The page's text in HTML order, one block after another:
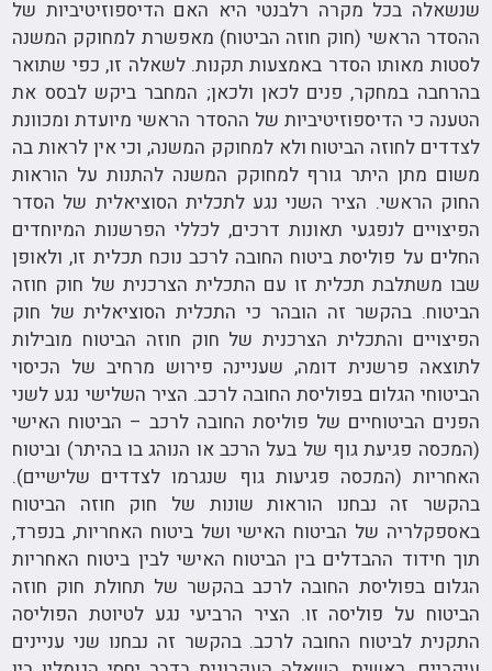
שנשאלה בכל מקרה רלבנטי היא האם הדיספוזיטיביות של
ההסדר הראשי (חוק חוזה הביטוח) מאפשרת למחוקק המשנה
לסטות מאותו הסדר באמצעות תקנות. לשאלה זו, כפי שתואר
בהרחבה במחקר, פנים לכאן ולכאן; המחבר ביקש לבסס את
הטענה כי הדיספוזיטיביות של ההסדר הראשי מיועדת ומכוונת
לצדדים לחוזה הביטוח ולא למחוקק המשנה, וכי אין לראות בה
משום מתן היתר גורף למחוקק המשנה להתנות על הוראות
החוק הראשי. הציר השני נגע לתכלית הסוציאלית של הסדר
הפיצויים לנפגעי תאונות דרכים, לכללי הפרשנות המיוחדים
החלים על פוליסת ביטוח החובה לרכב נוכח תכלית זו, ולאופן
שבו משתלבת תכלית זו עם התכלית הצרכנית של חוק חוזה
הביטוח. בהקשר זה הובהר כי התכלית הסוציאלית של חוק
הפיצויים והתכלית הצרכנית של חוק חוזה הביטוח מובילות
לתוצאה פרשנית דומה, שעניינה פירוש מרחיב של הכיסוי
הביטוחי הגלום בפוליסת החובה לרכב. הציר השלישי נגע לשני
הפנים הביטוחיים של פוליסת החובה לרכב – הביטוח האישי
(המכסה פגיעת גוף של בעל הרכב או הנוהג בו בהיתר) וביטוח
האחריות (המכסה פגיעות גוף שנגרמו לצדדים שלישיים).
בהקשר זה נבחנו הוראות שונות של חוק חוזה הביטוח
באספקלריה של הביטוח האישי ושל ביטוח האחריות, בנפרד,
תוך חידוד ההבדלים בין הביטוח האישי לבין ביטוח האחריות
הגלום בפוליסת החובה לרכב בהקשר של תחולת חוק חוזה
הביטוח על פוליסה זו. הציר הרביעי נגע לטיוטת הפוליסה
התקנית לביטוח החובה לרכב. בהקשר זה נבחנו שני עניינים